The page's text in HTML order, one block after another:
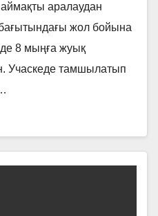
аймақты аралаудан
жол бойына
8 мыңға жуық
Учаскеде тамшылатып